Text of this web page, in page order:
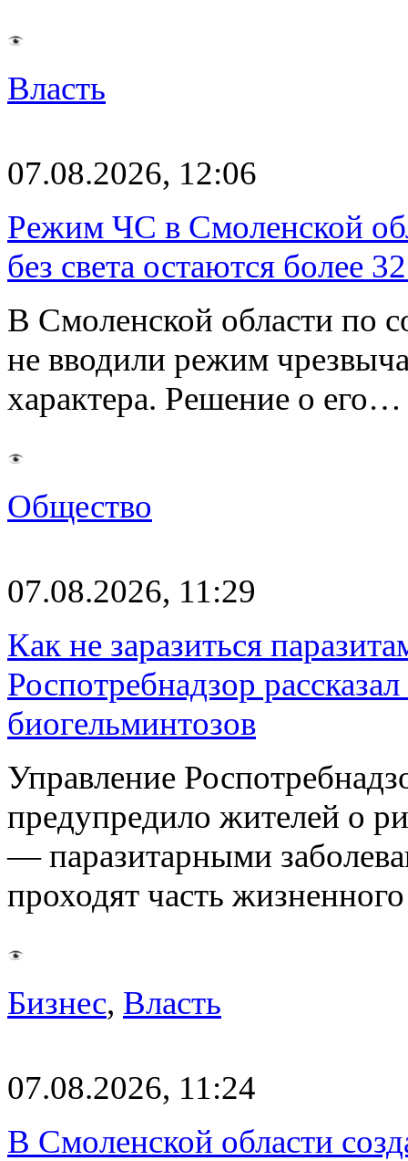
Власть
07.08.2026, 12:06
Режим ЧС в Смоленской
без света остаются более
В Смоленской области по
не вводили режим
характера. Решение о его…
Общество
07.08.2026, 11:29
Как не заразиться
Роспотребнадзор
биогельминтозов
Управление
предупредило жителей о
— паразитарными
проходят часть
Бизнес, Власть
07.08.2026, 11:24
В Смоленской области